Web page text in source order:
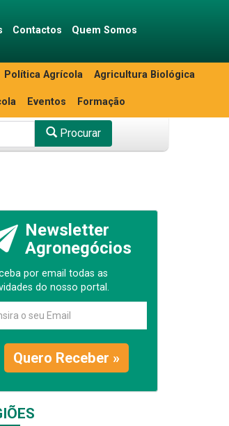
Contactos Quem Somos
Política Agrícola Agricultura Biológica
Eventos Formação
Procurar
Newsletter
Agronegócios
por email todas as
do nosso portal.
Quero Receber »